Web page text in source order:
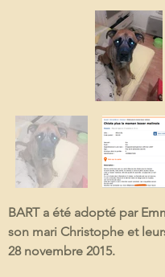
BART a été adopté par
son mari Christophe et
28 novembre 2015.